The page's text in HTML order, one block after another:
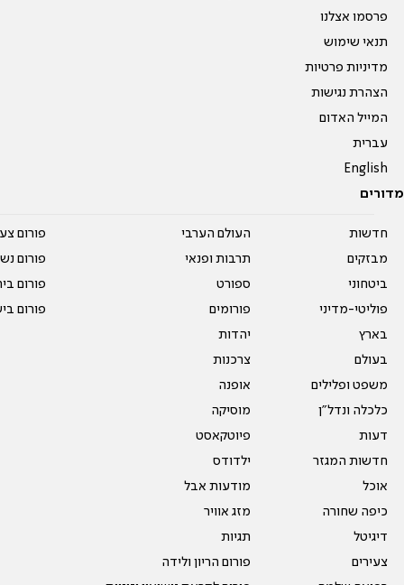
פרסמו אצלנו
תנאי שימוש
מדיניות פרטיות
הצהרת נגישות
המייל האדום
עברית
English
מדורים
חדשות
מבזקים
ביטחוני
פוליטי-מדיני
בארץ
בעולם
משפט ופלילים
כלכלה ונדל"ן
דעות
חדשות המגזר
אוכל
כיפה שחורה
דיגיטל
צעירים
העולם הערבי
תרבות ופנאי
ספורט
פורומים
יהדות
צרכנות
אופנה
מוסיקה
פיוטקאסט
ילדודס
מודעות אבל
מזג אוויר
תגיות
פורום הריון ולידה
פורום
פורום
פורום
פורום